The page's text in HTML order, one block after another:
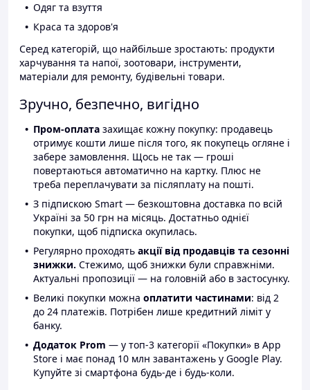
Одяг та взуття
Краса та здоров'я
Серед категорій, що найбільше зростають: продукти
харчування та напої, зоотовари, інструменти,
матеріали для ремонту, будівельні товари.
Зручно, безпечно, вигідно
Пром-оплата захищає кожну покупку: продавець
отримує кошти лише після того, як покупець огляне і
забере замовлення. Щось не так — гроші
повертаються автоматично на картку. Плюс не
треба переплачувати за післяплату на пошті.
З підпискою Smart — безкоштовна доставка по всій
Україні за 50 грн на місяць. Достатньо однієї
покупки, щоб підписка окупилась.
Регулярно проходять акції від продавців та сезонні
знижки. Стежимо, щоб знижки були справжніми.
Актуальні пропозиції — на головній або в застосунку.
Великі покупки можна оплатити частинами: від 2
до 24 платежів. Потрібен лише кредитний ліміт у
банку.
Додаток Prom — у топ-3 категорії «Покупки» в App
Store і має понад 10 млн завантажень у Google Play.
Купуйте зі смартфона будь-де і будь-коли.